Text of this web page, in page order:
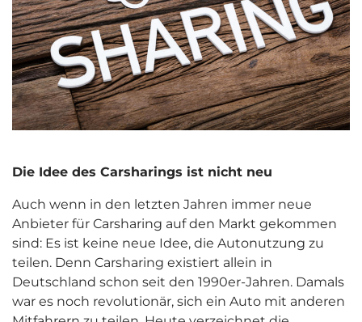
Die Idee des Carsharings ist nicht neu
Auch wenn in den letzten Jahren immer neue
Anbieter für Carsharing auf den Markt gekommen
sind: Es ist keine neue Idee, die Autonutzung zu
teilen. Denn Carsharing existiert allein in
Deutschland schon seit den 1990er-Jahren. Damals
war es noch revolutionär, sich ein Auto mit anderen